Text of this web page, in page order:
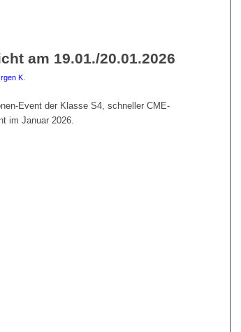
am 19.01./20.01.2026
K.
Event der Klasse S4, schneller CME-
im Januar 2026.